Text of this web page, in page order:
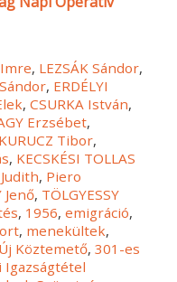
, LEZSÁK Sándor,
, ERDÉLYI
,CSURKA István,
Erzsébet,
KURUCZ Tibor,
, KECSKÉSI TOLLAS
, Piero
Jenő, TÖLGYESSY
, 1956,emigráció,
, menekültek,
Köztemető,301-es